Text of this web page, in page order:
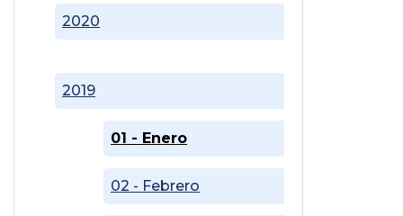
2019
01 - Enero
02 - Febrero
2020